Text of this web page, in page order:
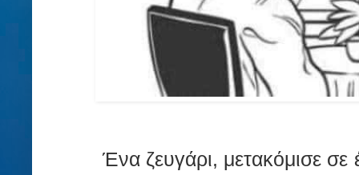
Ένα ζευγάρι, μετακόμισε σε